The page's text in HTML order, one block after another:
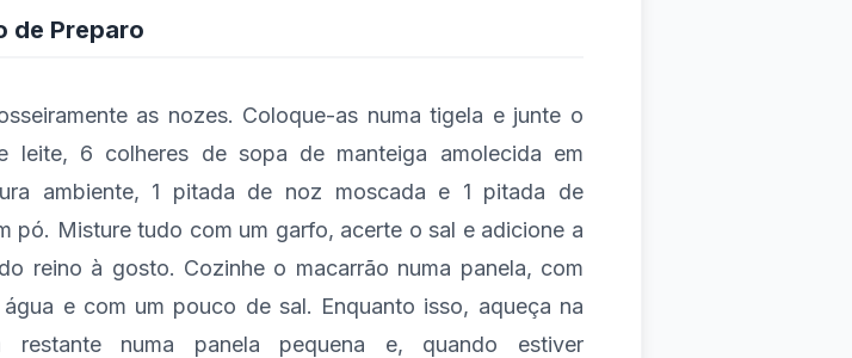
de Preparo
as nozes. Coloque-as numa tigela e junte o
leite, 6 colheres de sopa de manteiga amolecida em
ambiente, 1 pitada de noz moscada e 1 pitada de
pó. Misture tudo com um garfo, acerte o sal e adicione a
reino à gosto. Cozinhe o macarrão numa panela, com
água e com um pouco de sal. Enquanto isso, aqueça na
restante numa panela pequena e, quando estiver